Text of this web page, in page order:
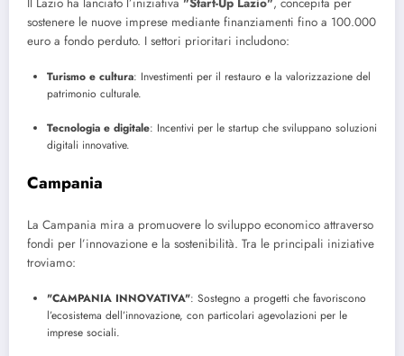
Il Lazio ha lanciato l’iniziativa "Start-Up Lazio", concepita per
sostenere le nuove imprese mediante finanziamenti fino a 100.000
euro a fondo perduto. I settori prioritari includono:
Turismo e cultura: Investimenti per il restauro e la valorizzazione del
patrimonio culturale.
Tecnologia e digitale: Incentivi per le startup che sviluppano soluzioni
digitali innovative.
Campania
La Campania mira a promuovere lo sviluppo economico attraverso
fondi per l’innovazione e la sostenibilità. Tra le principali iniziative
troviamo:
"CAMPANIA INNOVATIVA": Sostegno a progetti che favoriscono
l’ecosistema dell’innovazione, con particolari agevolazioni per le
imprese sociali.